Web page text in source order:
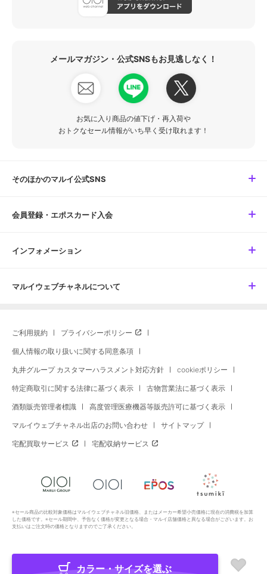
メールマガジン・公式SNSもお見逃しなく！
お気に入り商品の値下げ・再入荷や
おトクなセール情報がいち早く受け取れます！
そのほかのマルイ公式SNS
会員登録・エポスカード入会
インフォメーション
マルイウェブチャネルについて
ご利用規約 プライバシーポリシー
個人情報の取り扱いに関する同意条項
丸井グループ カスタマーハラスメント対応方針 cookieポリシー
特定商取引に関する法律に基づく表示 古物営業法に基づく表示
酒類販売管理者標識 高度管理医療機器等販売許可に基づく表示
マルイウェブチャネル出店のお問い合わせ サイトマップ
宅配買取サービス 宅配収納サービス
※セール商品の比較対象価格はマルイウェブチャネル旧価格、またはメーカー希望小売価格に現在の消費税を加算
した価格です。※セール期間中、予告なく価格が変更となる場合・マルイ店舗価格と異なる場合がございます。お
支払いはご注文時の価格となりますのでご了承ください。
Copyright All Rights Reserved. MARUI Co., Ltd
カラー・サイズを選ぶ